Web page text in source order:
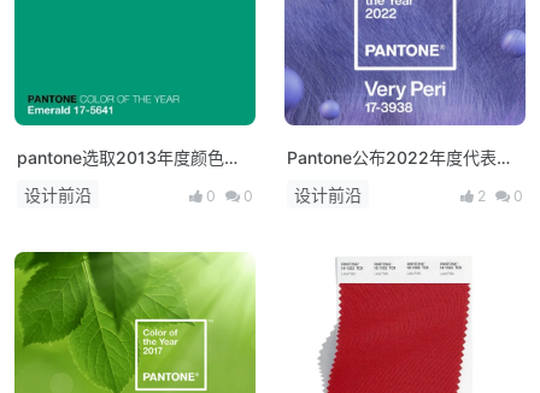
pantone选取2013年度颜色绿
宝石色（emerald：17-5641）
设计前沿 0 0
Pantone公布2022年度代表色
（长春花蓝）
设计前沿 2 0